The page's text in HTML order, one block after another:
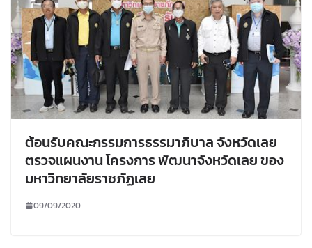
ต้อนรับคณะกรรมการธรรมาภิบาล จังหวัดเลย
ตรวจแผนงาน โครงการ พัฒนาจังหวัดเลย ของ
มหาวิทยาลัยราชภัฏเลย
09/09/2020